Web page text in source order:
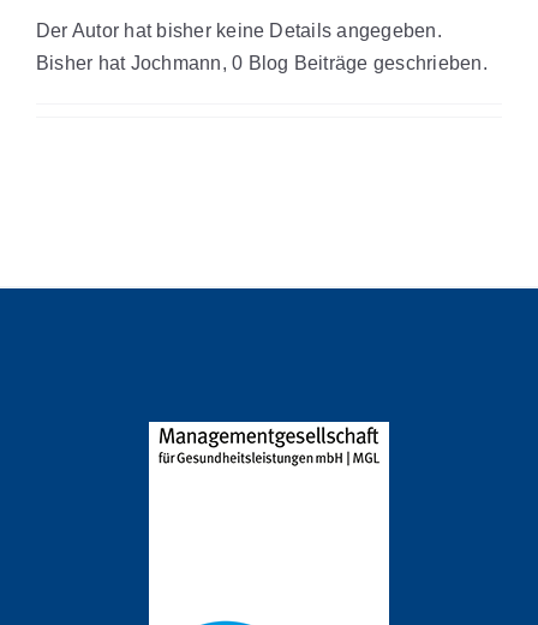
Der Autor hat bisher keine Details angegeben.
Bisher hat Jochmann, 0 Blog Beiträge geschrieben.